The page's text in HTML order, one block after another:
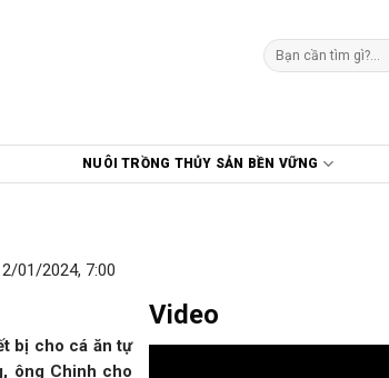
Tìm
kiếm:
NUÔI TRỒNG THỦY SẢN BỀN VỮNG
01/2024, 7:00
bị cho cá ăn tự
ông Chinh cho
Video